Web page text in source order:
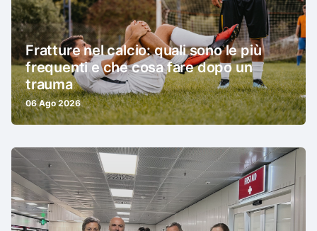
Fratture nel calcio: quali sono le più
frequenti e che cosa fare dopo un
trauma
06 Ago 2026